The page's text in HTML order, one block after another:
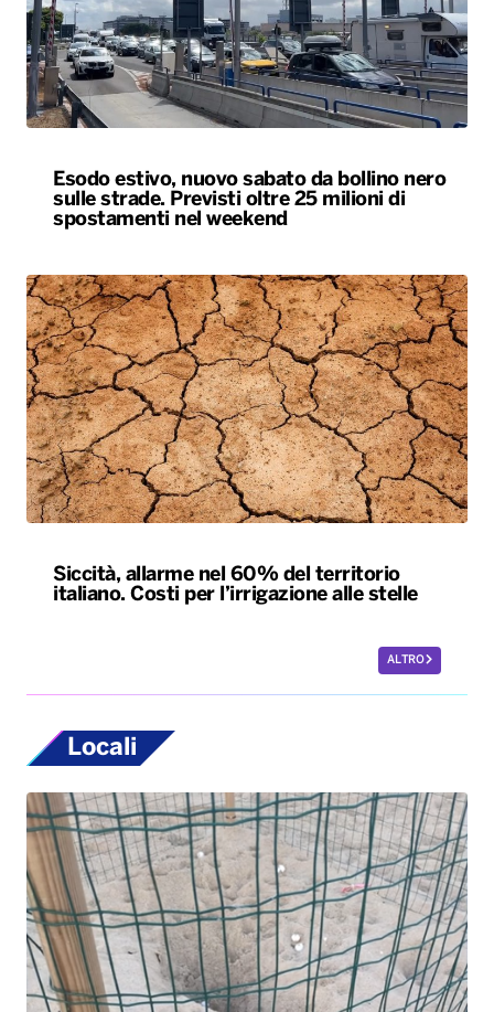
Esodo estivo, nuovo sabato da bollino nero
sulle strade. Previsti oltre 25 milioni di
spostamenti nel weekend
Siccità, allarme nel 60% del territorio
italiano. Costi per l’irrigazione alle stelle
ALTRO
Locali